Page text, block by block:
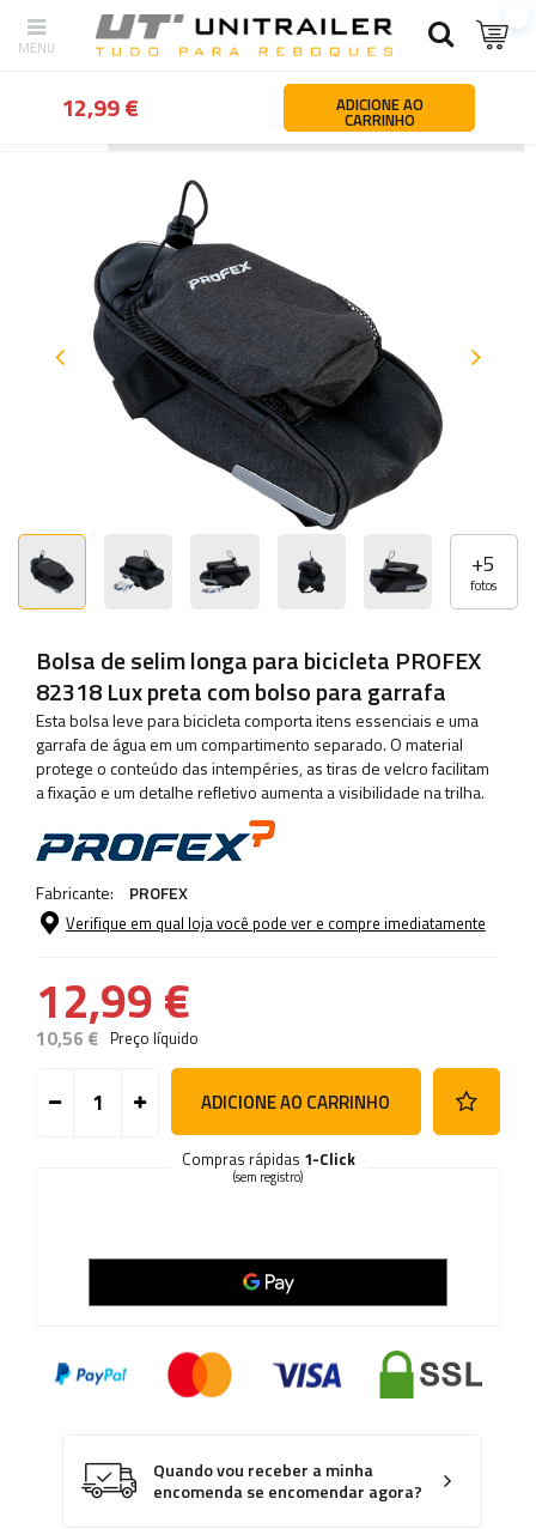
Peças e acessórios de automóveis
+5
fotos
Bolsa de selim longa para bicicleta PROFEX
82318 Lux preta com bolso para garrafa
Esta bolsa leve para bicicleta comporta itens essenciais e uma
garrafa de água em um compartimento separado. O material
protege o conteúdo das intempéries, as tiras de velcro facilitam
a fixação e um detalhe refletivo aumenta a visibilidade na trilha.
Fabricante: PROFEX
Verifique em qual loja você pode ver e compre imediatamente
12,99 €
10,56 € Preço líquido
ADICIONE AO CARRINHO
Compras rápidas 1-Click
(sem registro)
Quando vou receber a minha
encomenda se encomendar agora?
12,99 € ADICIONE AO
CARRINHO